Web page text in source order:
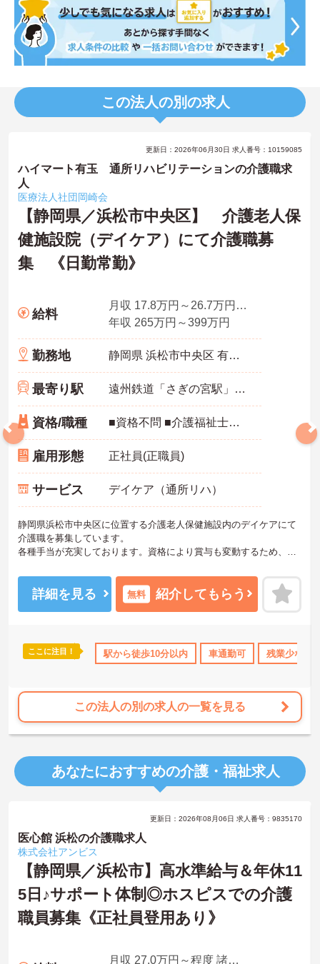
この法人の別の求人
託児所・育児補助 年間休日110日以上 高収入 ボーナス
更新日：2026年06月30日 求人番号：10159085
ハイマート有玉 通所リハビリテーションの介護職求
人
医療法人社団岡崎会
【静岡県／浜松市中央区】 介護老人保
健施設院（デイケア）にて介護職募
集 《日勤常勤》
給料
月収 17.8万円～26.7万円程度
年収 265万円～399万円
勤務地 静岡県 浜松市中央区 有玉南町1436
最寄り駅 遠州鉄道「さぎの宮駅」徒歩10分
資格/職種 ■資格不問 ■介護福祉士・ヘルパー1級・ヘルパー2級又は介護職員初任者研修修了者のいずれかあれば尚可
雇用形態 正社員(正職員)
サービス デイケア（通所リハ）
静岡県浜松市中央区に位置する介護老人保健施設内のデイケアにて
介護職を募集しています。
各種手当が充実しております。資格により賞与も変動するため、頑
残業時間が少ないためワークライフバランス重視の方にもおすすめ
です。
ご興味ある方には、面接対策ポイントなど、さらに詳細をお話しい
詳細を見る 無料 紹介してもらう
ここに注目！ 駅から徒歩10分以内 車通勤可 残業少なめ
この法人の別の求人の一覧を見る
あなたにおすすめの介護・福祉求人
更新日：2026年08月06日 求人番号：9835170
医心館 浜松の介護職求人
株式会社アンビス
【静岡県／浜松市】高水準給与＆年休11
5日♪サポート体制◎ホスピスでの介護
職員募集《正社員登用あり》
月収 27.0万円～程度 諸手当込・夜勤4回/月想定